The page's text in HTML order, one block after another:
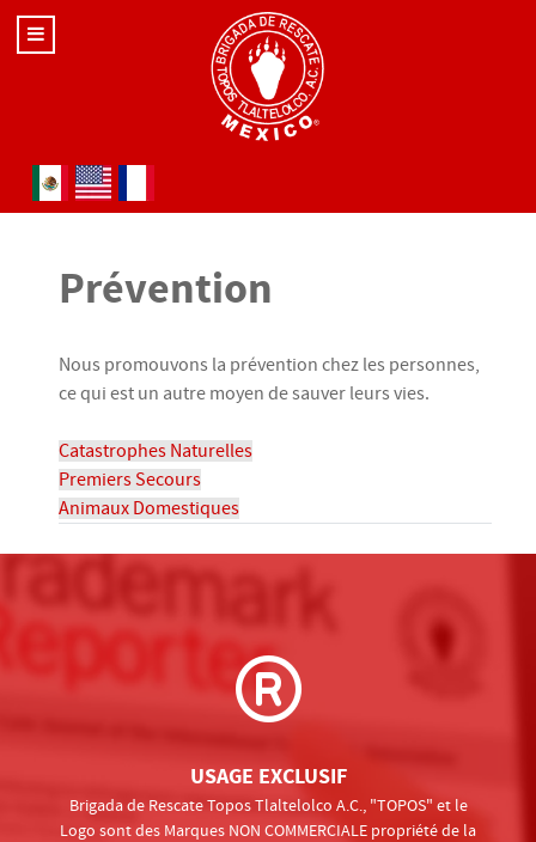
Sélectionnez votre langue
Prévention
Nous promouvons la prévention chez les personnes,
ce qui est un autre moyen de sauver leurs vies.
Catastrophes Naturelles
Premiers Secours
Animaux Domestiques
USAGE EXCLUSIF
Brigada de Rescate Topos Tlaltelolco A.C., "TOPOS" et le
Logo sont des Marques NON COMMERCIALE propriété de la